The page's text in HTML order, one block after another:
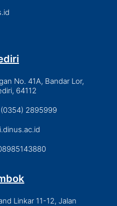
No. 41A, Bandar Lor,
64112
2895999
Linkar 11-12, Jalan